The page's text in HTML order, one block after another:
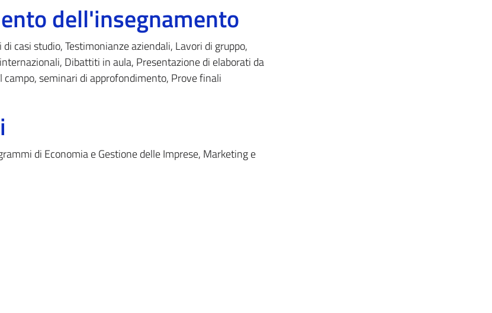
dell'insegnamento
casi studio, Testimonianze aziendali, Lavori di gruppo,
Dibattiti in aula, Presentazione di elaborati da
seminari di approfondimento, Prove finali
di Economia e Gestione delle Imprese, Marketing e